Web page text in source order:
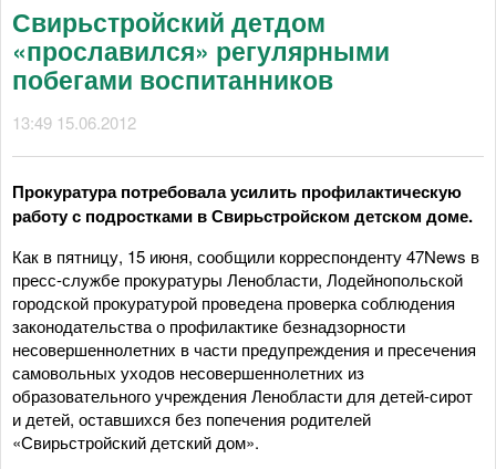
Свирьстройский детдом
«прославился» регулярными
побегами воспитанников
13:49 15.06.2012
Прокуратура потребовала усилить профилактическую
работу с подростками в Свирьстройском детском доме.
Как в пятницу, 15 июня, сообщили корреспонденту 47News в
пресс-службе прокуратуры Ленобласти, Лодейнопольской
городской прокуратурой проведена проверка соблюдения
законодательства о профилактике безнадзорности
несовершеннолетних в части предупреждения и пресечения
самовольных уходов несовершеннолетних из
образовательного учреждения Ленобласти для детей-сирот
и детей, оставшихся без попечения родителей
«Свирьстройский детский дом».